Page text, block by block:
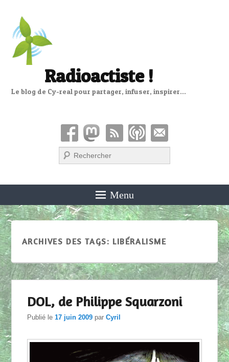
Radioactiste !
Le blog de Cy-real pour partager, infuser, inspirer…
Recherche
Menu
ARCHIVES DES TAGS: LIBÉRALISME
DOL, de Philippe Squarzoni
Publié le17 juin 2009 parCyril